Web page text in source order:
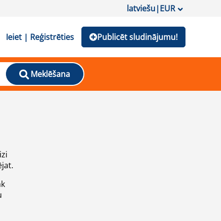
latviešu|EUR
Ieiet | Reģistrēties Publicēt sludinājumu!
Meklēšana